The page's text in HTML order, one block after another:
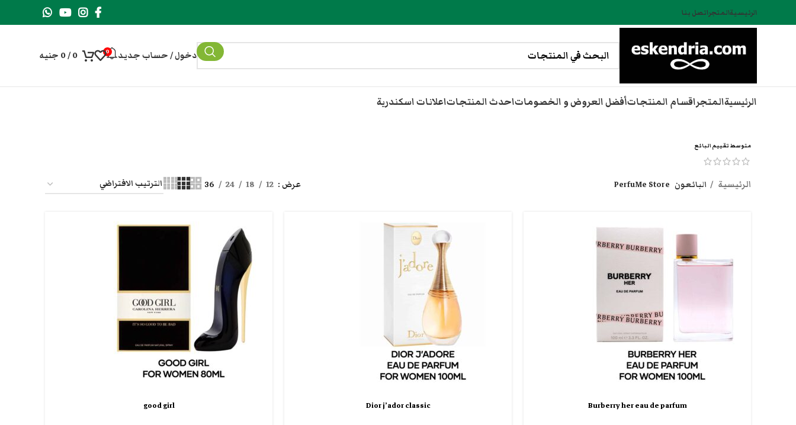
الرئيسيةالمتجراتصل بنا
دخول / حساب جديد 0
0
/
0 جنيه
الرئيسيةالمتجراقسام المنتجاتأفضل العروض و الخصوماتاحدث المنتجاتاعلانات اسكندرية
متوسط تقييم البائع
الرئيسية البائعون PerfuMe Store عرض 12
18
24
36
Burberry her eau de parfum
Dior j’ador classic
good girl